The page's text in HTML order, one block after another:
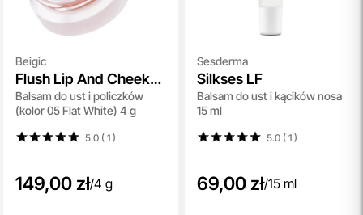
Beigic
Flush Lip And Cheek
Balm SPF 15
Balsam do ust i policzków
(kolor 05 Flat White) 4 g
5.0 ( 1)
149,00 zł/4 g
Sesderma
Silkses LF
Balsam do ust i kącików nosa
15 ml
5.0 ( 1)
69,00 zł/15 ml